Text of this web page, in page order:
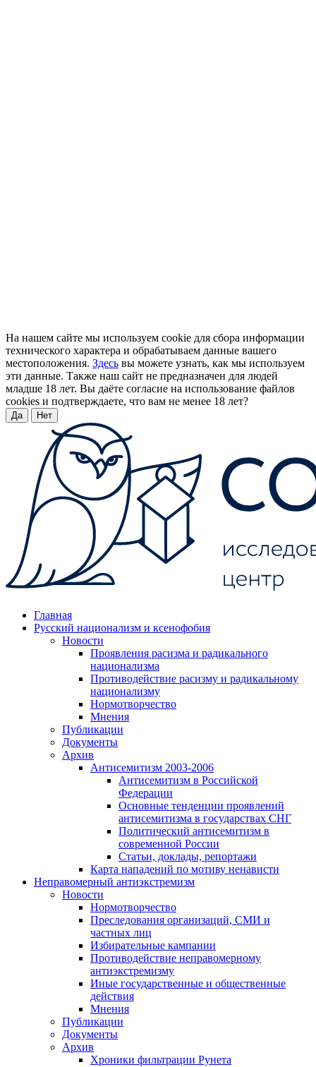
На нашем сайте мы используем cookie для сбора информации
технического характера и обрабатываем данные вашего
местоположения. Здесь вы можете узнать, как мы используем
эти данные. Также наш сайт не предназначен для людей
младше 18 лет. Вы даёте согласие на использование файлов
cookies и подтверждаете, что вам не менее 18 лет?
Да Нет
Главная
Русский национализм и ксенофобия
Новости
Проявления расизма и радикального
национализма
Противодействие расизму и радикальному
национализму
Нормотворчество
Мнения
Публикации
Документы
Архив
Антисемитизм 2003-2006
Антисемитизм в Российской
Федерации
Основные тенденции проявлений
антисемитизма в государствах СНГ
Политический антисемитизм в
современной России
Статьи, доклады, репортажи
Карта нападений по мотиву ненависти
Неправомерный антиэкстремизм
Новости
Нормотворчество
Преследования организаций, СМИ и
частных лиц
Избирательные кампании
Противодействие неправомерному
антиэкстремизму
Иные государственные и общественные
действия
Мнения
Публикации
Документы
Архив
Хроники фильтрации Рунета